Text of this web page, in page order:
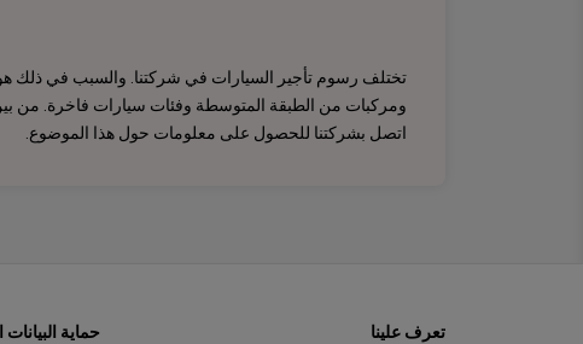
تختلف رسوم تأجير السيارات في شركتنا. والسبب في ذلك هو
ومركبات من الطبقة المتوسطة وفئات سيارات فاخرة. من
اتصل بشركتنا للحصول على معلومات حول هذا الموضوع.
تعرف علينا
حماية